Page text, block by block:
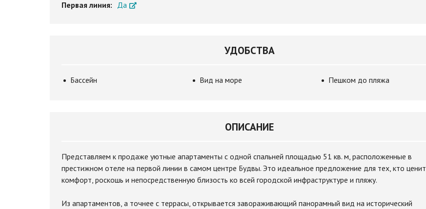
Первая линия: Да
УДОБСТВА
Бассейн Вид на море Пешком до пляжа
ОПИСАНИЕ
Представляем к продаже уютные апартаменты с одной спальней площадью 51 кв. м, расположенные в
престижном отеле на первой линии в самом центре Будвы. Это идеальное предложение для тех, кто ценит
комфорт, роскошь и непосредственную близость ко всей городской инфраструктуре и пляжу.
Из апартаментов, а точнее с террасы, открывается завораживающий панорамный вид на исторический